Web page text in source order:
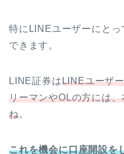
特にLINEユーザーにと
できます。
LINE証券はLINEユーザ
リーマンやOLの方には
ね。
これを機会に口座開設を